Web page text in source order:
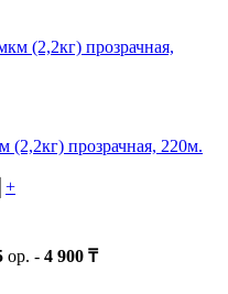
прозрачная, 220м.
+
ор. - 4 900 ₸